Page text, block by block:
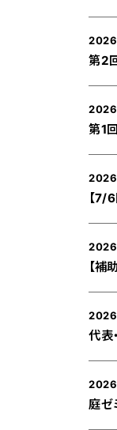
第2
第1
【7/
【
代表
庭ゼ